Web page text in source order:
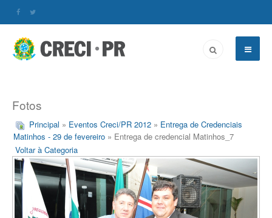
Fotos
Principal » Eventos Creci/PR 2012 » Entrega de Credenciais
Matinhos - 29 de fevereiro » Entrega de credencial Matinhos_7
Voltar à Categoria